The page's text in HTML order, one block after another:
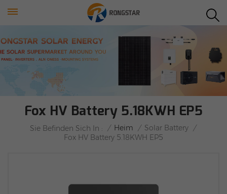
Fox HV Battery 5.18KWH EP5
Sie Befinden Sich In : / Heim / Solar Battery /
Fox HV Battery 5.18KWH EP5